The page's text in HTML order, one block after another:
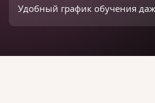
Удобный график обучения